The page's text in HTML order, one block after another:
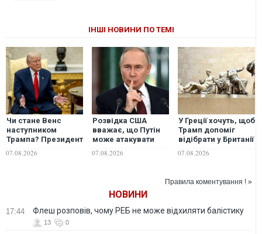
ІНШІ НОВИНИ ПО ТЕМІ
Чи стане Венс
наступником
Трампа? Президент
неочікуваною
07.08.2026
Розвідка США
вважає, що Путін
може атакувати
вже цієї осені, -
07.08.2026
У Греції хочуть, щоб
Трамп допоміг
відібрати у Британії
скульптури
07.08.2026
Правила коментування ! »
НОВИНИ
17:44 Флеш розповів, чому РЕБ не може відхиляти балістику
13 0